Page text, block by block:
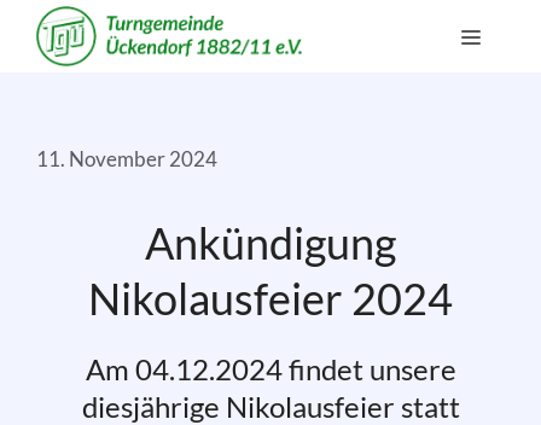
Inhalt
springen
Menü
11. November 2024
Ankündigung
Nikolausfeier 2024
Am 04.12.2024 findet unsere
diesjährige Nikolausfeier statt